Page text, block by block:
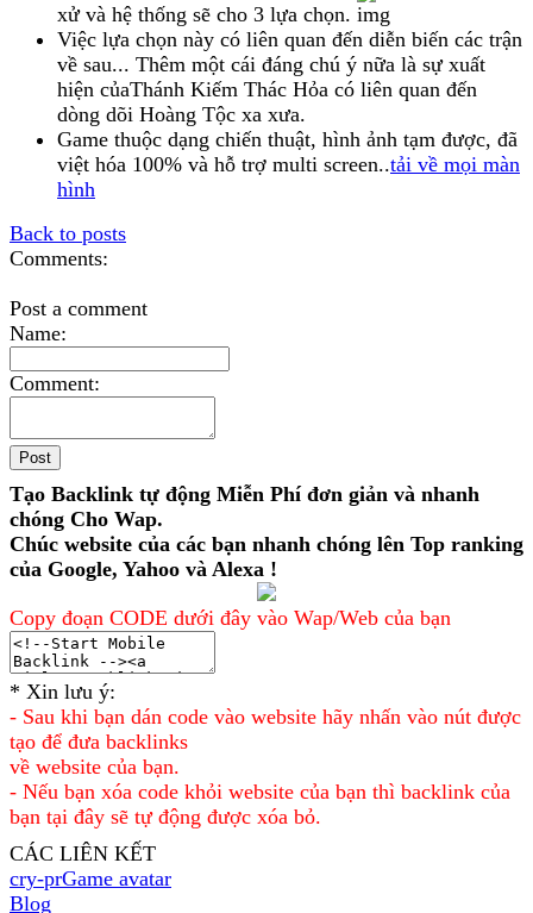
xử và hệ thống sẽ cho 3 lựa chọn.
Việc lựa chọn này có liên quan đến diễn biến các trận
về sau... Thêm một cái đáng chú ý nữa là sự xuất
hiện củaThánh Kiếm Thác Hỏa có liên quan đến
dòng dõi Hoàng Tộc xa xưa.
Game thuộc dạng chiến thuật, hình ảnh tạm được, đã
việt hóa 100% và hỗ trợ multi screen..tải về mọi màn
hình
Back to posts
Comments:
Post a comment
Name:
Comment:
Tạo Backlink tự động Miễn Phí đơn giản và nhanh
chóng Cho Wap.
Chúc website của các bạn nhanh chóng lên Top ranking
của Google, Yahoo và Alexa !
Copy đoạn CODE dưới đây vào Wap/Web của bạn
* Xin lưu ý:
- Sau khi bạn dán code vào website hãy nhấn vào nút được
tạo để đưa backlinks
về website của bạn.
- Nếu bạn xóa code khỏi website của bạn thì backlink của
bạn tại đây sẽ tự động được xóa bỏ.
CÁC LIÊN KẾT
cry-prGame avatar
Blog